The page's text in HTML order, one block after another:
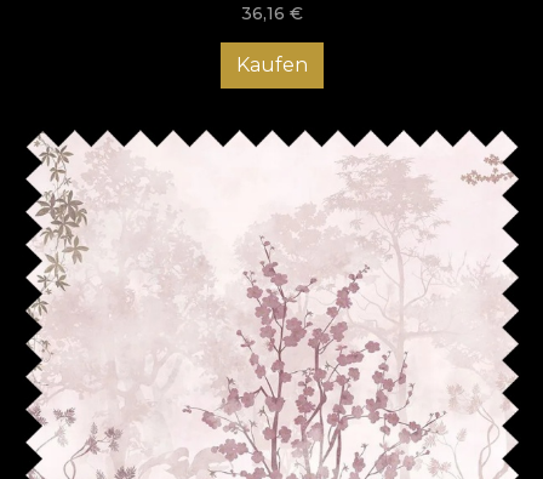
36,16 €
Kaufen